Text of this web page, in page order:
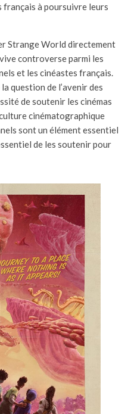
français à poursuivre leurs
Strange World directement
controverse parmi les
et les cinéastes français.
question de l’avenir des
de soutenir les cinémas
cinématographique
sont un élément essentiel
de les soutenir pour